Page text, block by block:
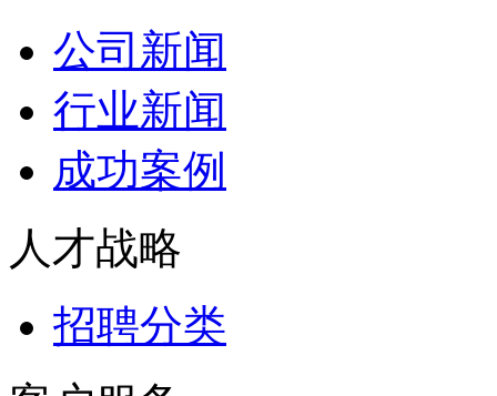
公司新闻
行业新闻
成功案例
人才战略
招聘分类